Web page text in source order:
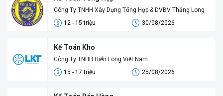
Công Ty TNHH Xây Dựng Tổng Hợp & DVBV Thăng Long
12 - 15 triệu
30/08/2026
Kế Toán Kho
Công Ty TNHH Hiển Long Việt Nam
15 - 17 triệu
25/08/2026